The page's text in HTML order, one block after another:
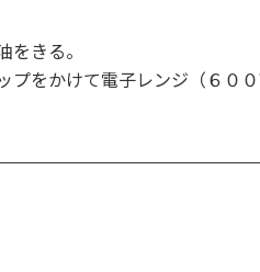
きる。
プをかけて電子レンジ（６０